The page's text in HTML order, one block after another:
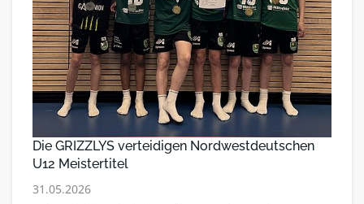
Die GRIZZLYS verteidigen Nordwestdeutschen
U12 Meistertitel
31.05.2026